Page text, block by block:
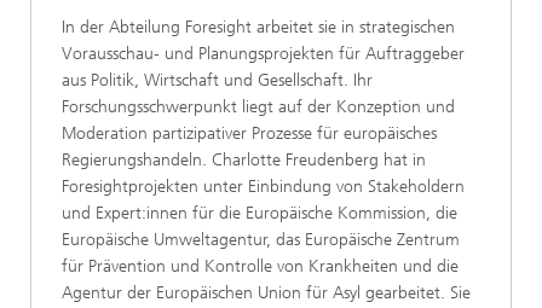
In der Abteilung Foresight arbeitet sie in strategischen
Vorausschau- und Planungsprojekten für Auftraggeber
aus Politik, Wirtschaft und Gesellschaft. Ihr
Forschungsschwerpunkt liegt auf der Konzeption und
Moderation partizipativer Prozesse für europäisches
Regierungshandeln. Charlotte Freudenberg hat in
Foresightprojekten unter Einbindung von Stakeholdern
und Expert:innen für die Europäische Kommission, die
Europäische Umweltagentur, das Europäische Zentrum
für Prävention und Kontrolle von Krankheiten und die
Agentur der Europäischen Union für Asyl gearbeitet. Sie